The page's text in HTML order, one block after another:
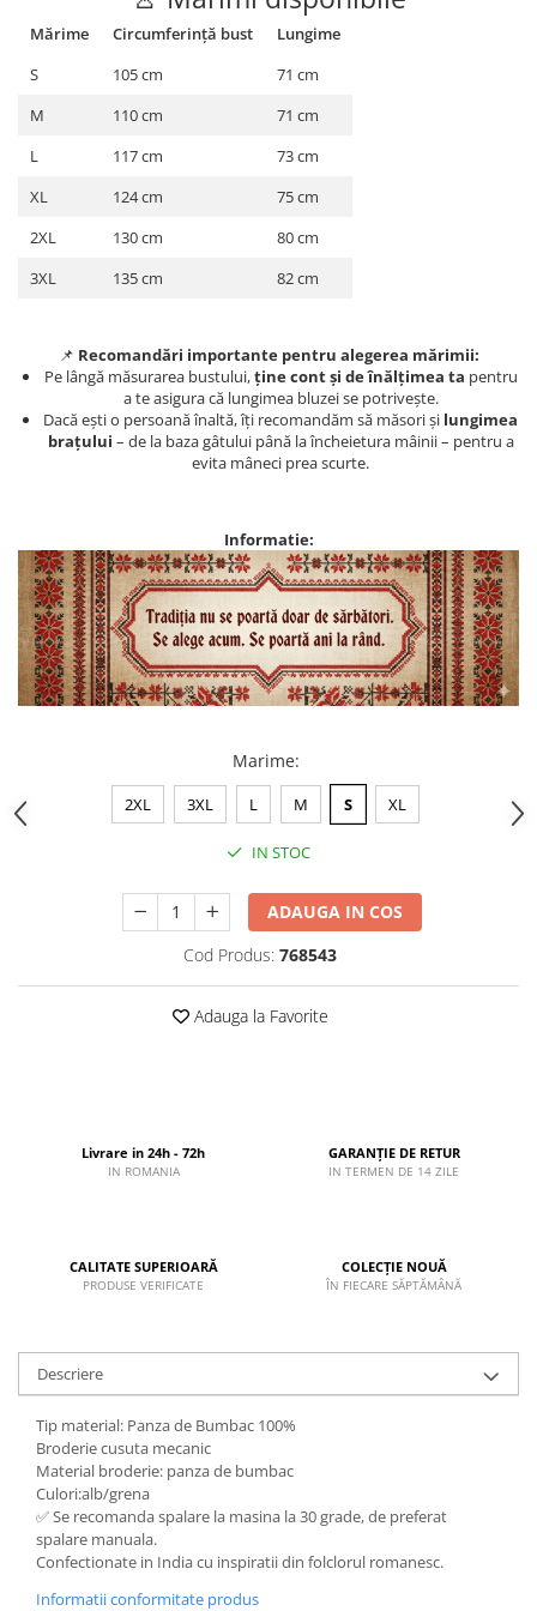
Mărime Circumferință bust
Lungime
S
105 cm
71 cm
M
110 cm
71 cm
L
117 cm
73 cm
XL
124 cm
75 cm
2XL
130 cm
80 cm
3XL
135 cm 82 cm
📌 Recomandări importante pentru alegerea mărimii:
Pe lângă măsurarea bustului,ține cont și de înălțimea ta pentru
a te asigura că lungimea bluzei se potrivește.
Dacă ești o persoană înaltă, îți recomandăm să măsori și lungimea
brațului – de la baza gâtului până la încheietura mâinii – pentru a
evita mâneci prea scurte.
Informatie:
Marime:
2XL 3XL L M S XL
IN STOC
ADAUGA IN COS
Cod Produs: 768543
Adauga la Favorite
Livrare in 24h - 72h
IN ROMANIA
GARANȚIE DE RETUR
IN TERMEN DE 14 ZILE
CALITATE SUPERIOARĂ
PRODUSE VERIFICATE
COLECȚIE NOUĂ
ÎN FIECARE SĂPTĂMÂNĂ
Descriere
Tip material: Panza de Bumbac 100%
Broderie cusuta mecanic
Material broderie: panza de bumbac
Culori:alb/grena
✅ Se recomanda spalare la masina la 30 grade, de preferat
spalare manuala.
Confectionate in India cu inspiratii din folclorul romanesc.
Informatii conformitate produs